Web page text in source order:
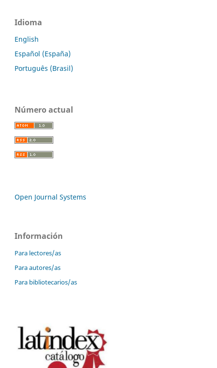
Idioma
English
Español (España)
Português (Brasil)
Número actual
Open Journal Systems
Información
Para lectores/as
Para autores/as
Para bibliotecarios/as